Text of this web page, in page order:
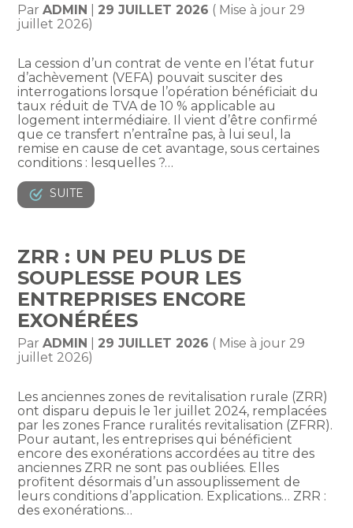
ParADMIN 29 JUILLET 2026 ( Mise à jour 29
juillet 2026)
La cession d’un contrat de vente en l’état futur
d’achèvement (VEFA) pouvait susciter des
interrogations lorsque l’opération bénéficiait du
taux réduit de TVA de 10 % applicable au
logement intermédiaire. Il vient d’être confirmé
que ce transfert n’entraîne pas, à lui seul, la
remise en cause de cet avantage, sous certaines
conditions : lesquelles ?…
SUITE
ZRR : UN PEU PLUS DE
SOUPLESSE POUR LES
ENTREPRISES ENCORE
EXONÉRÉES
ParADMIN 29 JUILLET 2026 ( Mise à jour 29
juillet 2026)
Les anciennes zones de revitalisation rurale (ZRR)
ont disparu depuis le 1er juillet 2024, remplacées
par les zones France ruralités revitalisation (ZFRR).
Pour autant, les entreprises qui bénéficient
encore des exonérations accordées au titre des
anciennes ZRR ne sont pas oubliées. Elles
profitent désormais d’un assouplissement de
leurs conditions d’application. Explications… ZRR :
des exonérations…